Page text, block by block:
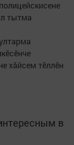
тытма
хăйсем тӗллӗн
в